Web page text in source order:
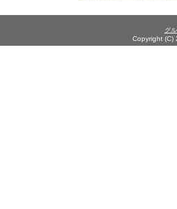
グ
Copyright (C)